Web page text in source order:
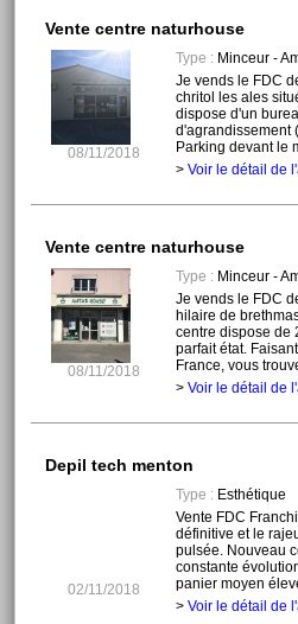
Vente centre naturhouse
08/11/2018
Type :Minceur -
Je vends le FDC
chritol les ales
dispose d'un
d'agrandissement
Parking devant le
> Voir le détail de
Vente centre naturhouse
08/11/2018
Type :Minceur -
Je vends le FDC
hilaire de
centre dispose de
parfait état.
France, vous
> Voir le détail de
Depil tech menton
02/11/2018
Type :Esthétique
Vente FDC
définitive et le
pulsée. Nouveau
constante
panier moyen
> Voir le détail de